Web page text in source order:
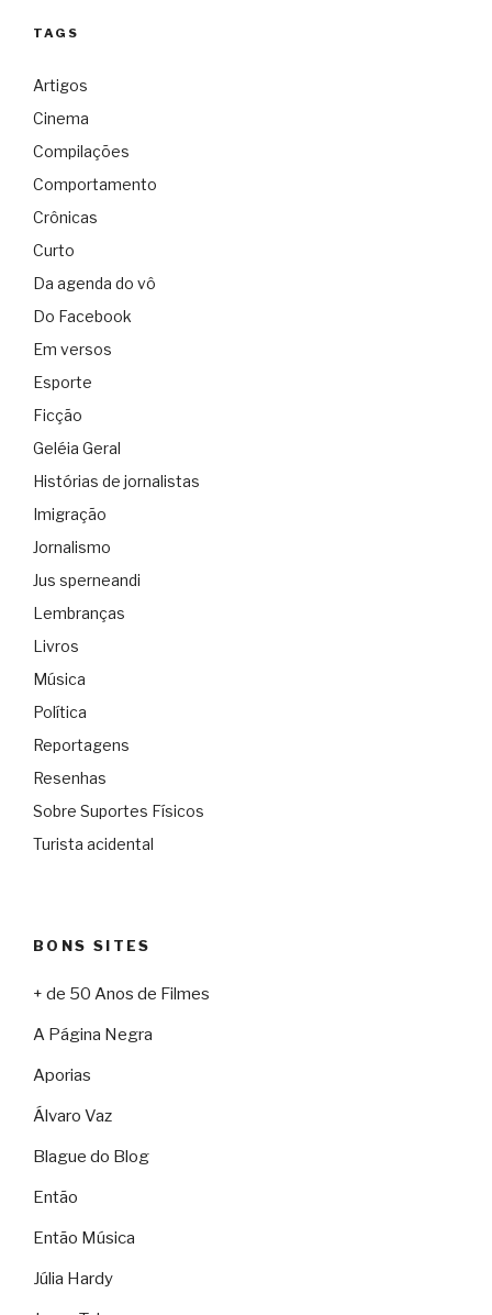
TAGS
Artigos
Cinema
Compilações
Comportamento
Crônicas
Curto
Da agenda do vô
Do Facebook
Em versos
Esporte
Ficção
Geléia Geral
Histórias de jornalistas
Imigração
Jornalismo
Jus sperneandi
Lembranças
Livros
Música
Política
Reportagens
Resenhas
Sobre Suportes Físicos
Turista acidental
BONS SITES
+ de 50 Anos de Filmes
A Página Negra
Aporias
Álvaro Vaz
Blague do Blog
Então
Então Música
Júlia Hardy